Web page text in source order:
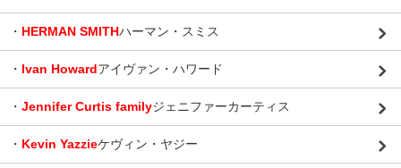
・ HERMAN SMITHハーマン・スミス
・ Ivan Howardアイヴァン・ハワード
・ Jennifer Curtis familyジェニファーカーティス
・ Kevin Yazzieケヴィン・ヤジー